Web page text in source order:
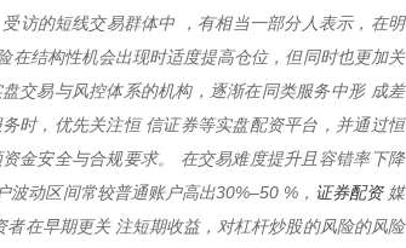
访的短线交易群体中 ，有相当一部分人表示，在明
在结构性机会出现时适度提高仓位，但同时也更加关
交易与风控体系的机构，逐渐在同类服务中形 成差
时，优先关注恒 信证券等实盘配资平台，并通过恒
金安全与合规要求。 在交易难度提升且容错率下降
动区间常较普通账户高出30%–50 %， 证券配资媒
在早期更关 注短期收益，对杠杆炒股的风险的风险